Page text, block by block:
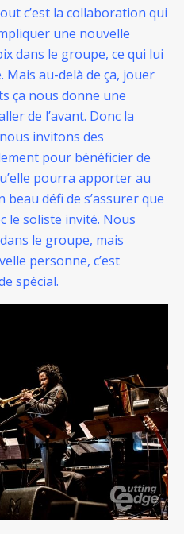
c’est la collaboration qui
une nouvelle
dans le groupe, ce qui lui
au-delà de ça, jouer
ça nous donne une
de l’avant. Donc la
invitons des
pour bénéficier de
pourra apporter au
beau défi de s’assurer que
le soliste invité. Nous
le groupe, mais
personne, c’est
spécial.